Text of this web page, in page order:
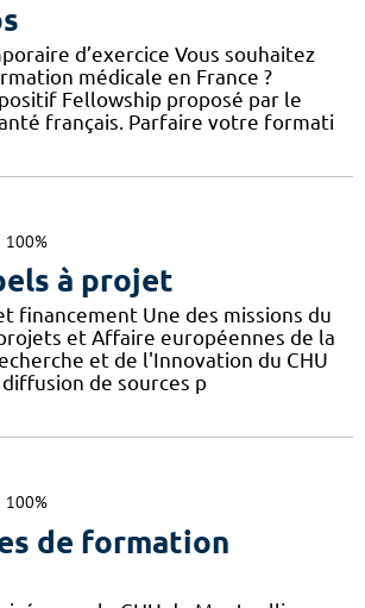
d’exercice Vous souhaitez
médicale en France ?
Fellowship proposé par le
français. Parfaire votre formati
100%
à projet
financement Une des missions du
et Affaire européennes de la
et de l'Innovation du CHU
de sources p
100%
de formation